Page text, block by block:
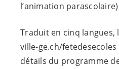
l’animation
Traduit en cinq
ville-ge.ch/fetedesecoles
détails du programme